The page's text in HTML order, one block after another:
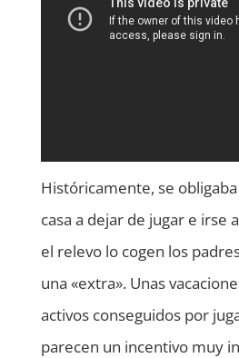
Históricamente, se
casa a dejar de jugar e irse
el relevo lo cogen los
una «extra». Unas
activos conseguidos por
parecen un incentivo muy